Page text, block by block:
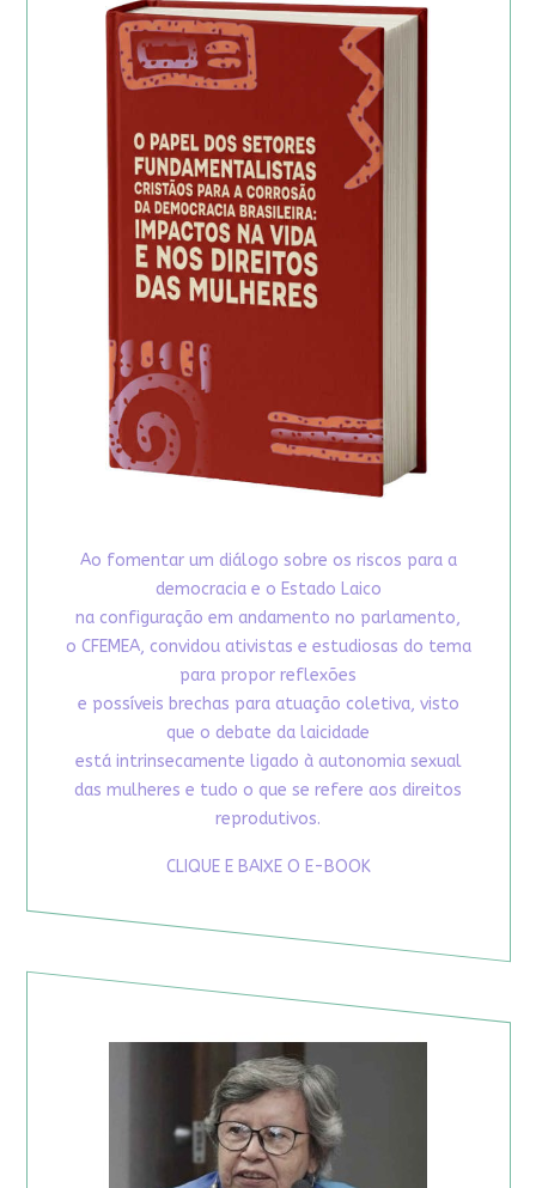
Ao fomentar um diálogo sobre os riscos para a
democracia e o Estado Laico
na configuração em andamento no parlamento,
o CFEMEA, convidou ativistas e estudiosas do tema
para propor reflexões
e possíveis brechas para atuação coletiva, visto
que o debate da laicidade
está intrinsecamente ligado à autonomia sexual
das mulheres e tudo o que se refere aos direitos
reprodutivos.
CLIQUE E BAIXE O E-BOOK